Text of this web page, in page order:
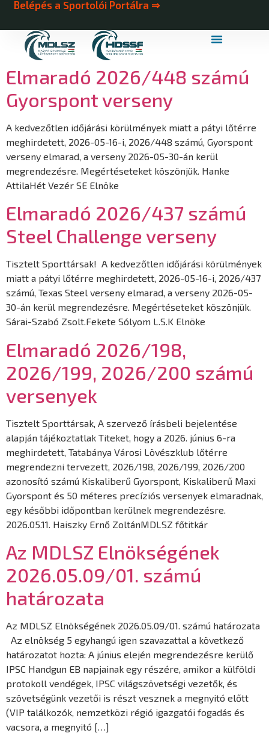
Belépés a Sportolói Portálra ⇒
Elmaradó 2026/448 számú
Gyorspont verseny
A kedvezőtlen időjárási körülmények miatt a pátyi lőtérre
meghirdetett, 2026-05-16-i, 2026/448 számú, Gyorspont
verseny elmarad, a verseny 2026-05-30-án kerül
megrendezésre. Megértéseteket köszönjük. Hanke
AttilaHét Vezér SE Elnöke
Elmaradó 2026/437 számú
Steel Challenge verseny
Tisztelt Sporttársak! A kedvezőtlen időjárási körülmények
miatt a pátyi lőtérre meghirdetett, 2026-05-16-i, 2026/437
számú, Texas Steel verseny elmarad, a verseny 2026-05-
30-án kerül megrendezésre. Megértéseteket köszönjük.
Sárai-Szabó Zsolt.Fekete Sólyom L.S.K Elnöke
Elmaradó 2026/198,
2026/199, 2026/200 számú
versenyek
Tisztelt Sporttársak, A szervező írásbeli bejelentése
alapján tájékoztatlak Titeket, hogy a 2026. június 6-ra
meghirdetett, Tatabánya Városi Lövészklub lőtérre
megrendezni tervezett, 2026/198, 2026/199, 2026/200
azonosító számú Kiskaliberű Gyorspont, Kiskaliberű Maxi
Gyorspont és 50 méteres precíziós versenyek elmaradnak,
egy későbbi időpontban kerülnek megrendezésre.
2026.05.11. Haiszky Ernő ZoltánMDLSZ főtitkár
Az MDLSZ Elnökségének
2026.05.09/01. számú
határozata
Az MDLSZ Elnökségének 2026.05.09/01. számú határozata
Az elnökség 5 egyhangú igen szavazattal a következő
határozatot hozta: A június elején megrendezésre kerülő
IPSC Handgun EB napjainak egy részére, amikor a külföldi
protokoll vendégek, IPSC világszövetségi vezetők, és
szövetségünk vezetői is részt vesznek a megnyitó előtt
(VIP találkozók, nemzetközi régió igazgatói fogadás és
vacsora, a megnyitó […]